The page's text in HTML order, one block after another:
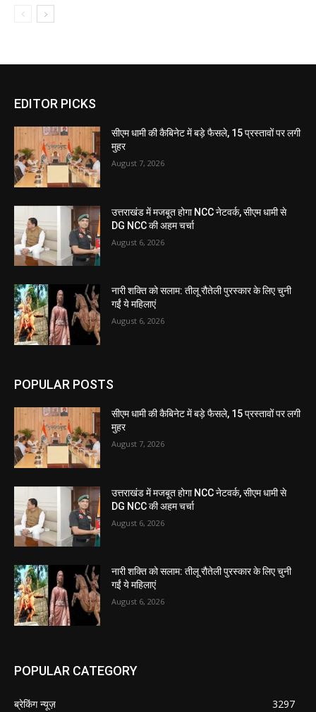
EDITOR PICKS
सीएम धामी की कैबिनेट में बड़े फैसले, 15 प्रस्तावों पर लगी
मुहर
August 7, 2026
उत्तराखंड में मजबूत होगा NCC नेटवर्क, सीएम धामी से
DG NCC की अहम चर्चा
August 6, 2026
नारी शक्ति को सलाम: तीलू रौतेली पुरस्कार के लिए चुनी
गईं ये महिलाएं
August 6, 2026
POPULAR POSTS
सीएम धामी की कैबिनेट में बड़े फैसले, 15 प्रस्तावों पर लगी
मुहर
August 7, 2026
उत्तराखंड में मजबूत होगा NCC नेटवर्क, सीएम धामी से
DG NCC की अहम चर्चा
August 6, 2026
नारी शक्ति को सलाम: तीलू रौतेली पुरस्कार के लिए चुनी
गईं ये महिलाएं
August 6, 2026
POPULAR CATEGORY
ब्रेकिंग न्यूज़
3297